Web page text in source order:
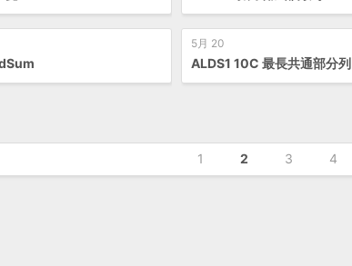
5月 20
ALDS1 10C 最長共通部分列
1 2 3 4